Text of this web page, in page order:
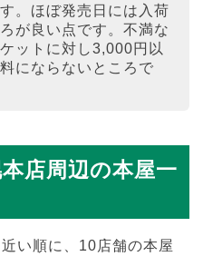
。ほぼ発売日には入荷
が良い点です。不満な
ットに対し3,000円以
にならないところで
店周辺の本屋一
い順に、10店舗の本屋